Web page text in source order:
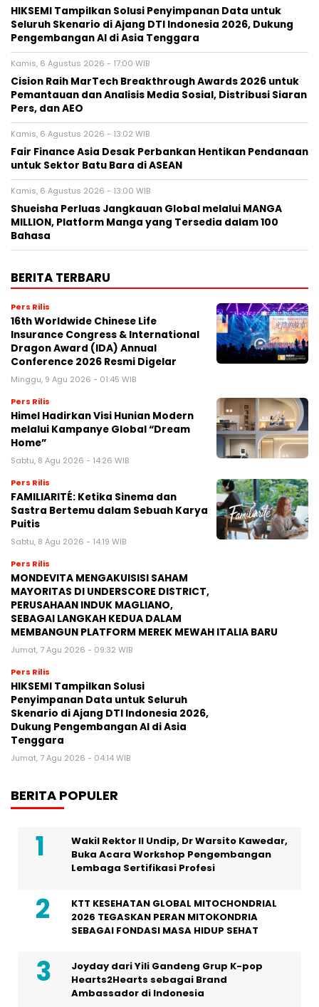
HIKSEMI Tampilkan Solusi Penyimpanan Data untuk
Seluruh Skenario di Ajang DTI Indonesia 2026, Dukung
Pengembangan AI di Asia Tenggara
Kamis, 6 Agustus 2026 - 17:00 WIB
Cision Raih MarTech Breakthrough Awards 2026 untuk
Pemantauan dan Analisis Media Sosial, Distribusi Siaran
Pers, dan AEO
Kamis, 6 Agustus 2026 - 13:02 WIB
Fair Finance Asia Desak Perbankan Hentikan Pendanaan
untuk Sektor Batu Bara di ASEAN
Kamis, 6 Agustus 2026 - 13:00 WIB
Shueisha Perluas Jangkauan Global melalui MANGA
MILLION, Platform Manga yang Tersedia dalam 100
Bahasa
BERITA TERBARU
Pers Rilis
16th Worldwide Chinese Life
Insurance Congress & International
Dragon Award (IDA) Annual
Conference 2026 Resmi Digelar
Minggu, 9 Agu 2026 - 01:45 WIB
Pers Rilis
Himel Hadirkan Visi Hunian Modern
melalui Kampanye Global “Dream
Home”
Sabtu, 8 Agu 2026 - 14:26 WIB
Pers Rilis
FAMILIARITÉ: Ketika Sinema dan
Sastra Bertemu dalam Sebuah Karya
Puitis
Sabtu, 8 Agu 2026 - 14:19 WIB
Pers Rilis
MONDEVITA MENGAKUISISI SAHAM
MAYORITAS DI UNDERSCORE DISTRICT,
PERUSAHAAN INDUK MAGLIANO,
SEBAGAI LANGKAH KEDUA DALAM
MEMBANGUN PLATFORM MEREK MEWAH ITALIA BARU
Jumat, 7 Agu 2026 - 09:32 WIB
Pers Rilis
HIKSEMI Tampilkan Solusi
Penyimpanan Data untuk Seluruh
Skenario di Ajang DTI Indonesia 2026,
Dukung Pengembangan AI di Asia
Tenggara
Jumat, 7 Agu 2026 - 04:14 WIB
BERITA POPULER
Wakil Rektor II Undip, Dr Warsito Kawedar,
Buka Acara Workshop Pengembangan
Lembaga Sertifikasi Profesi
KTT KESEHATAN GLOBAL MITOCHONDRIAL
2026 TEGASKAN PERAN MITOKONDRIA
SEBAGAI FONDASI MASA HIDUP SEHAT
Joyday dari Yili Gandeng Grup K-pop
Hearts2Hearts sebagai Brand
Ambassador di Indonesia